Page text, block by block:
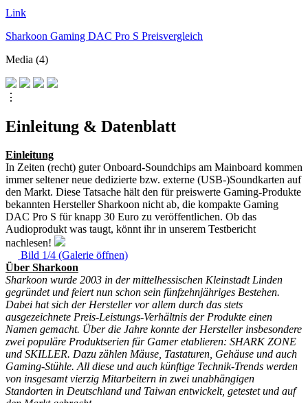
Link
Sharkoon Gaming DAC Pro S Preisvergleich
Media (4)
⋮
Einleitung & Datenblatt
Einleitung
In Zeiten (recht) guter Onboard-Soundchips am Mainboard kommen
immer seltener neue dedizierte bzw. externe (USB-)Soundkarten auf
den Markt. Diese Tatsache hält den für preiswerte Gaming-Produkte
bekannten Hersteller Sharkoon nicht ab, die kompakte Gaming
DAC Pro S für knapp 30 Euro zu veröffentlichen. Ob das
Audioprodukt was taugt, könnt ihr in unserem Testbericht
nachlesen!
Bild 1/4 (Galerie öffnen)
Über Sharkoon
Sharkoon wurde 2003 in der mittelhessischen Kleinstadt Linden
gegründet und feiert nun schon sein fünfzehnjähriges Bestehen.
Dabei hat sich der Hersteller vor allem durch das stets
ausgezeichnete Preis-Leistungs-Verhältnis der Produkte einen
Namen gemacht. Über die Jahre konnte der Hersteller insbesondere
zwei populäre Produktserien für Gamer etablieren: SHARK ZONE
und SKILLER. Dazu zählen Mäuse, Tastaturen, Gehäuse und auch
Gaming-Stühle. All diese und auch künftige Technik-Trends werden
von insgesamt vierzig Mitarbeitern in zwei unabhängigen
Standorten in Deutschland und Taiwan entwickelt, getestet und auf